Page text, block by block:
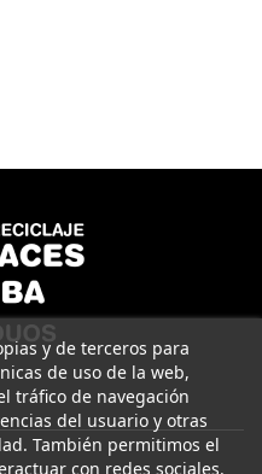
y de terceros para
de uso de la web,
tráfico de navegación
del usuario y otras
También permitimos el
con redes sociales.